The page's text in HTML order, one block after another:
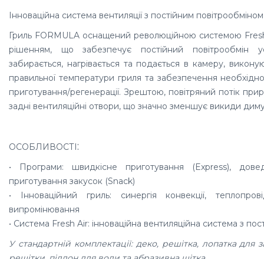
Інноваційна система вентиляції з постійним повітрообміном
Гриль FORMULA оснащений революційною системою
рішенням, що забезпечує постійний повітрообмін
забирається, нагрівається та подається в камеру,
правильної температури гриля та забезпечення
приготування/регенерації. Зрештою, повітряний потік
задні вентиляційні отвори, що значно зменшує викиди
ОСОБЛИВОСТІ:
• Програми: швидкісне приготування (Express),
приготування закусок (Snack)
• Інноваційний гриль: синергія конвекції,
випромінювання
• Система Fresh Air: інноваційна вентиляційна система з
У стандартній комплектації: деко, решітка, лопатка для